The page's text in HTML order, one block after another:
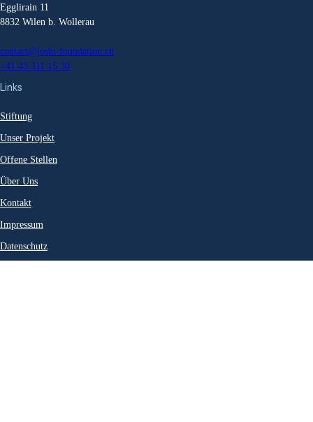
Egglirain 11
8832 Wilen b. Wollerau
contact@joshi-foundation.ch
+41 43 311 15 30
Links
Stiftung
Unser Projekt
Offene Stellen
Über Uns
Kontakt
Impressum
Datenschutz